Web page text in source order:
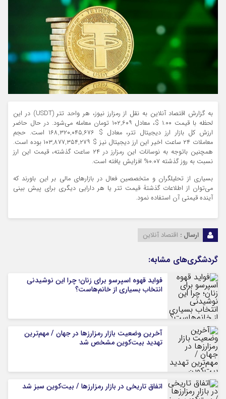
به گزارش اقتصاد آنلاین به نقل از رمزارز نیوز، هر واحد تتر (USDT) در این
لحظه با قیمت ۱.۰۰ $، معادل ۱۰۲,۶۰۹ تومان معامله می‌شود. در حال حاضر
ارزش کل بازار ارز دیجیتال تتر، معادل $ ۱۶۸,۳۲۰,۰۴۵,۶۷۶ است. حجم
معاملات ۲۴ ساعت اخیر این ارز دیجیتال نیز $ ۱۰۳,۸۷۷,۳۵۴,۲۷۹ بوده است.
همچنین باتوجه به نوسانات این رمزارز در ۲۴ ساعت گذشته، قیمت این ارز
نسبت به روز گذشته ۰.۰۷% افزایش یافته است.
بسیاری از تحلیلگران و متخصصین فعال در بازار‌های مالی بر این باورند که
می‌توان از اطلاعات گذشتۀ قیمت تتر یا هر دارایی دیگری برای پیش بینی
آینده قیمتی آن استفاده نمود.
ارسال : اقتصاد آنلاین
گردشگری‌های مشابه:
فواید قهوه اسپرسو برای زنان؛ چرا این نوشیدنی
انتخاب بسیاری از خانم‌هاست؟
آخرین وضعیت بازار رمزارزها در جهان / مهم‌ترین
تهدید بیت‌کوین مشخص شد
اتفاق تاریخی در بازار رمزارزها / بیت‌کوین سبز شد